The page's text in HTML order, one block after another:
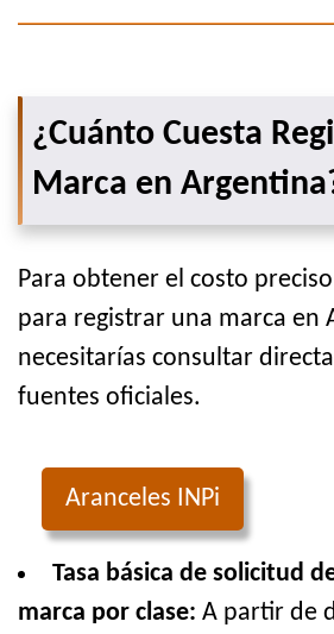
¿Cuánto Cuesta
Marca en
Para obtener el costo
para registrar una marca en
necesitarías consultar
fuentes oficiales.
Aranceles INPi
Tasa básica de solicitud
marca por clase: A partir de